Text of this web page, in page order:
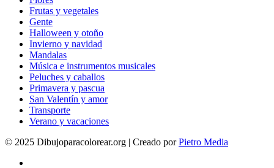
Frutas y vegetales
Gente
Halloween y otoño
Invierno y navidad
Mandalas
Música e instrumentos musicales
Peluches y caballos
Primavera y pascua
San Valentín y amor
Transporte
Verano y vacaciones
© 2025 Dibujoparacolorear.org | Creado porPietro Media